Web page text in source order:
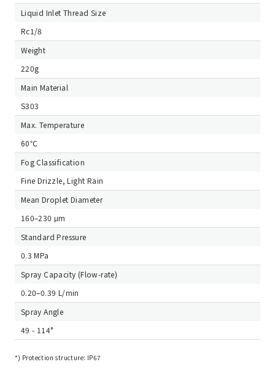
Liquid Inlet Thread Size
Rc1/8
Weight
220g
Main Material
S303
Max. Temperature
60℃
Fog Classification
Fine Drizzle, Light Rain
Mean Droplet Diameter
160–230 μm
Standard Pressure
0.3 MPa
Spray Capacity (Flow-rate)
0.20–0.39 L/min
Spray Angle
49 - 114°
*) Protection structure: IP67